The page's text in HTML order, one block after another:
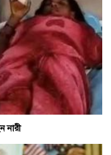
নারী